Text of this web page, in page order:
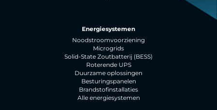
Energiesystemen
Noodstroomvoorziening
Microgrids
Solid-State Zoutbatterij (BESS)
Roterende UPS
Duurzame oplossingen
Besturingspanelen
Brandstofinstallaties
Alle energiesystemen